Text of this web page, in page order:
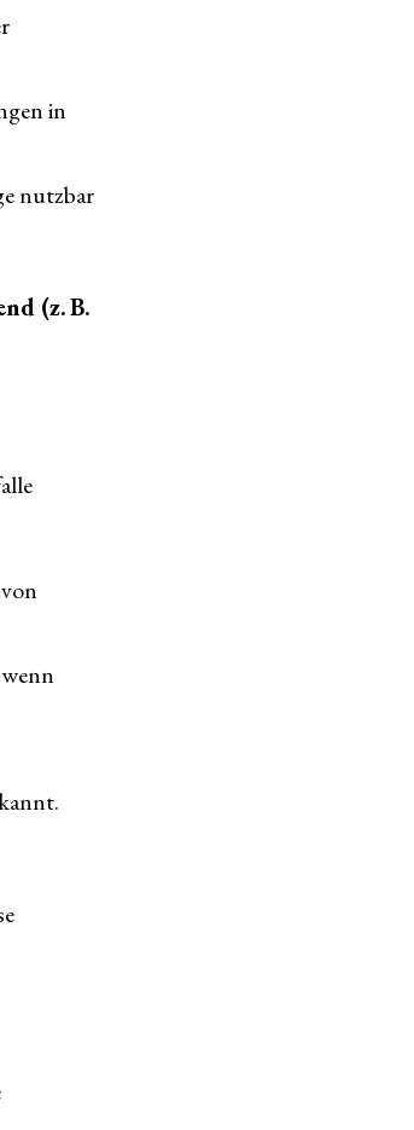
in
nutzbar
(z. B.